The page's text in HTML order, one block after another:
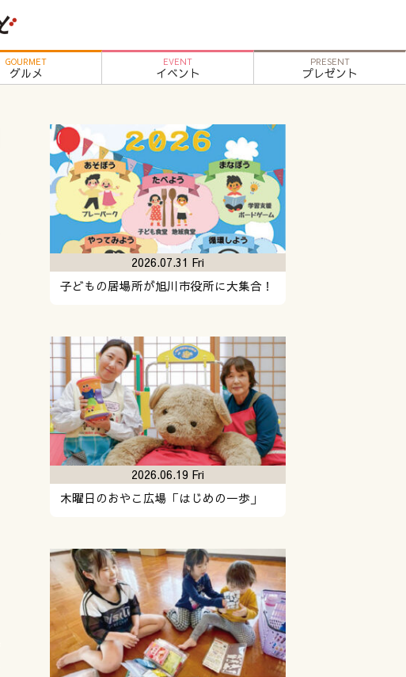
GOURMET
グルメ
EVENT
イベント
PRESENT
プレゼント
子どもの居場所が旭川市役所に大集合！
2026.07.31 Fri
木曜日のおやこ広場「はじめの一歩」
2026.06.19 Fri